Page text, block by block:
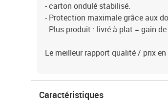
- carton ondulé stabilisé.
- Protection maximale grâce aux
- Plus produit : livré à plat = gain
Le meilleur rapport qualité / prix
Caractéristiques